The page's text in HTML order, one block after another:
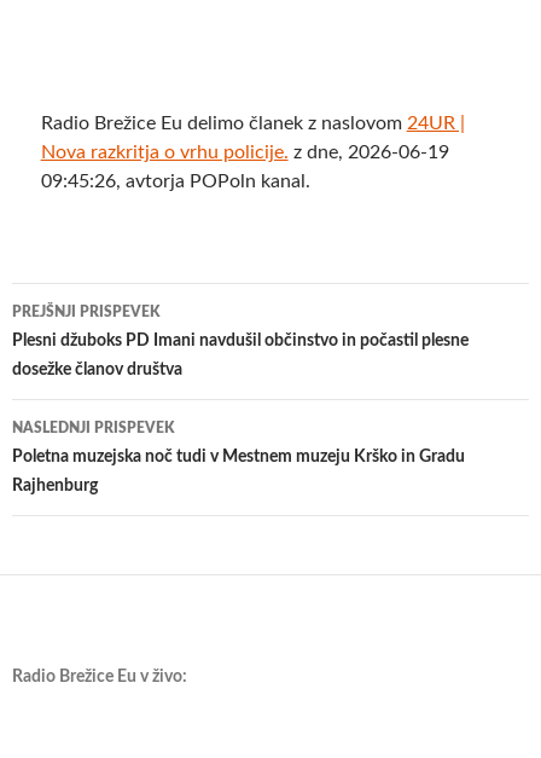
Radio Brežice Eu delimo članek z naslovom 24UR |
Nova razkritja o vrhu policije. z dne, 2026-06-19
09:45:26, avtorja POPoln kanal.
Krmarjenje
po
PREJŠNJI PRISPEVEK
Plesni džuboks PD Imani navdušil občinstvo in počastil plesne
dosežke članov društva
NASLEDNJI PRISPEVEK
Poletna muzejska noč tudi v Mestnem muzeju Krško in Gradu
Rajhenburg
Radio Brežice Eu v živo: